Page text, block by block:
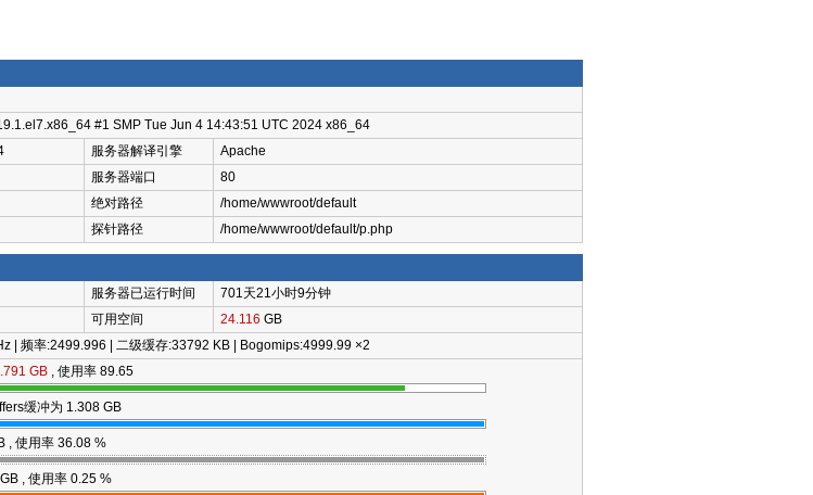
#1 SMP Tue Jun 4 14:43:51 UTC 2024 x86_64
服务器解译引擎
Apache
服务器端口
80
绝对路径
/home/wwwroot/default
探针路径 /home/wwwroot/default/p.php
服务器已运行时间
701天21小时9分钟
可用空间 24.116 GB
| 频率:2499.996 | 二级缓存:33792 KB | Bogomips:4999.99 ×2
GB , 使用率 89.65
缓冲为 1.308 GB
, 使用率 36.08 %
, 使用率 0.25 %